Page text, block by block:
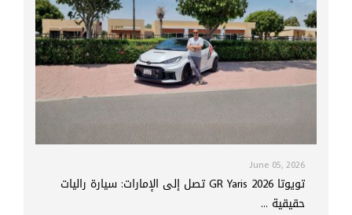
June 05, 2026
تويوتا GR Yaris 2026 تصل إلى الإمارات: سيارة راليات
حقيقية ...